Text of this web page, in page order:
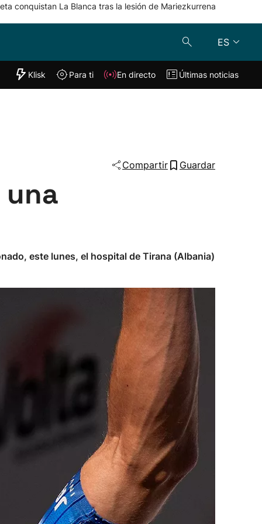
conquistan La Blanca tras la lesión de Mariezkurrena
ES
"Helmuga"
Klisk En directo
Klisk Para ti En directo Últimas noticias
Compartir Guardar
una
este lunes, el hospital de Tirana (Albania)